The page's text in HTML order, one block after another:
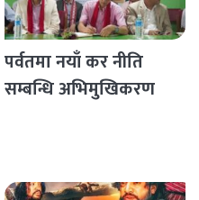
पर्वतमा नयाँ कर नीति
सम्बन्धि अभिमुखिकरण